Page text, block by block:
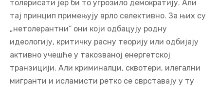
толерисати јер би то угрозило демократију. Али
тај принцип примењују врло селективно. За њих су
„нетолерантни“ они који одбацују родну
идеологију, критичку расну теорију или одбијају
активно учешће у такозваној енергетској
транзицији. Али криминалци, сквотери, илегални
мигранти и исламисти ретко се сврставају у ту